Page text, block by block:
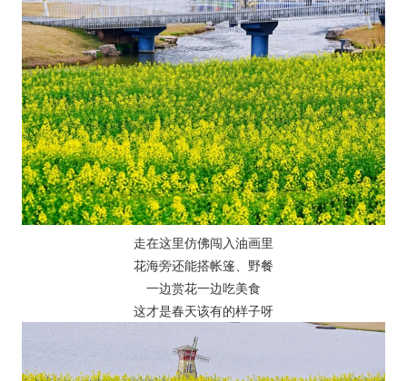
走在这里仿佛闯入油画里
花海旁还能搭帐篷、野餐
一边赏花一边吃美食
这才是春天该有的样子呀